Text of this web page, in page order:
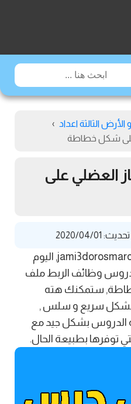
الثالثة اعداد ›
شكل خطاطة
العضلي على
2020/04/01
مرحبا بكم أعزائي في موقع jami3dorosmaroc, اليوم
وظائف الربط ملف
ستمكنك هته
بشكل سريع و سلس ,
الدروس بشكل جيد مع
توفرها بطبيعة الحال.